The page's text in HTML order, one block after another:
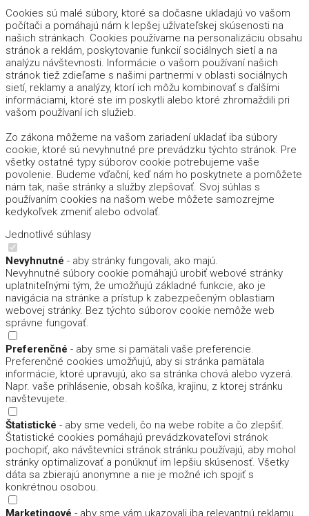
Cookies sú malé súbory, ktoré sa dočasne ukladajú vo vašom
počítači a pomáhajú nám k lepšej užívateľskej skúsenosti na
našich stránkach. Cookies používame na personalizáciu obsahu
stránok a reklám, poskytovanie funkcií sociálnych sietí a na
analýzu návštevnosti. Informácie o vašom používaní našich
stránok tiež zdieľame s našimi partnermi v oblasti sociálnych
sietí, reklamy a analýzy, ktorí ich môžu kombinovať s ďalšími
informáciami, ktoré ste im poskytli alebo ktoré zhromaždili pri
vašom používaní ich služieb.
Zo zákona môžeme na vašom zariadení ukladať iba súbory
cookie, ktoré sú nevyhnutné pre prevádzku týchto stránok. Pre
všetky ostatné typy súborov cookie potrebujeme vaše
povolenie. Budeme vďační, keď nám ho poskytnete a pomôžete
nám tak, naše stránky a služby zlepšovať. Svoj súhlas s
používaním cookies na našom webe môžete samozrejme
kedykoľvek zmeniť alebo odvolať.
Jednotlivé súhlasy
Nevyhnutné - aby stránky fungovali, ako majú.
Nevyhnutné súbory cookie pomáhajú urobiť webové stránky
uplatniteľnými tým, že umožňujú základné funkcie, ako je
navigácia na stránke a prístup k zabezpečeným oblastiam
webovej stránky. Bez týchto súborov cookie nemôže web
správne fungovať.
Preferenčné - aby sme si pamätali vaše preferencie.
Preferenčné cookies umožňujú, aby si stránka pamätala
informácie, ktoré upravujú, ako sa stránka chová alebo vyzerá.
Napr. vaše prihlásenie, obsah košíka, krajinu, z ktorej stránku
navštevujete.
Štatistické - aby sme vedeli, čo na webe robíte a čo zlepšiť.
Štatistické cookies pomáhajú prevádzkovateľovi stránok
pochopiť, ako návštevníci stránok stránku používajú, aby mohol
stránky optimalizovať a ponúknuť im lepšiu skúsenosť. Všetky
dáta sa zbierajú anonymne a nie je možné ich spojiť s
konkrétnou osobou.
Marketingové - aby sme vám ukazovali iba relevantnú reklamu.